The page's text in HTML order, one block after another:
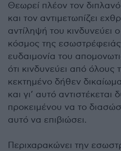
Θεωρεί πλέον τον
και τον αντιμετωπίζει
αντίληψή του κινδυνεύει
κόσμος της
ευδαιμονία του
ότι κινδυνεύει από όλους
κεκτημένο δήθεν
και γι’ αυτό αντιστέκεται
προκειμένου να το
αυτό να επιβιώσει.
Περιχαρακώνει την